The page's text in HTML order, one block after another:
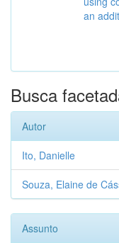
an
Busca
Autor
Ito, Danielle
Souza, Elaine de
Assunto